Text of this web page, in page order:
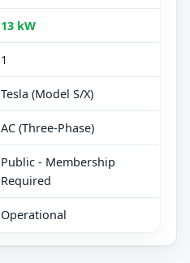
13 kW
1
Tesla (Model S/X)
AC (Three-Phase)
Public - Membership
Required
Operational